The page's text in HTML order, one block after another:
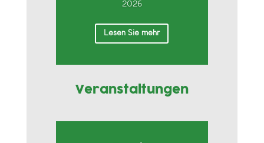
2026
Lesen Sie mehr
Veranstaltungen